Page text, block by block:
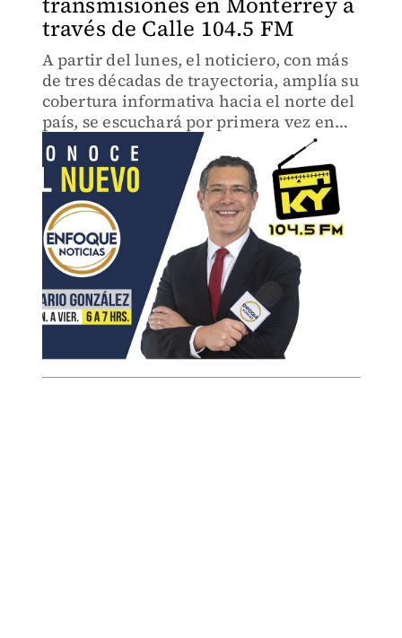
través de Calle 104.5 FM
A partir del lunes, el noticiero, con más
de tres décadas de trayectoria, amplía su
cobertura informativa hacia el norte del
país, se escuchará por primera vez en
Monterrey a través de Calle 104.5 FM